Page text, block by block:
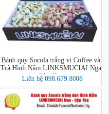
Bánh quy Socola trắng vị Coffee và
Trà Hình Nấm LINKSMUCIAI Nga
hộp 1kg
Liên hệ 098.679.8008